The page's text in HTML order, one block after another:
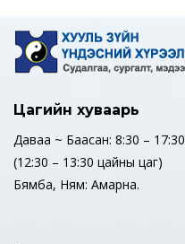
Цагийн хуваарь
Даваа ~ Баасан: 8:30 – 17:30
(12:30 – 13:30 цайны цаг)
Бямба, Ням: Амарна.